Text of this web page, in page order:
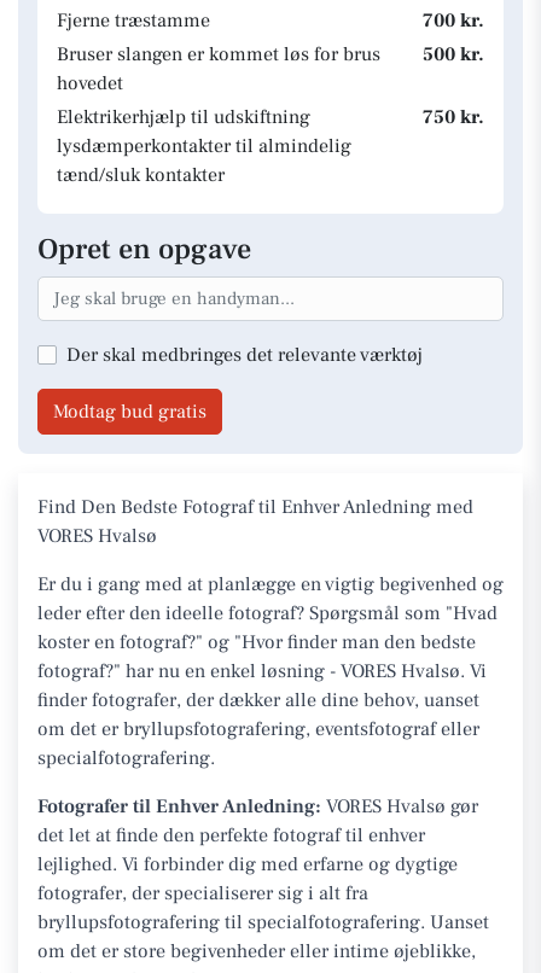
Fjerne træstamme
700 kr.
Bruser slangen er kommet løs for brus
hovedet
500 kr.
Elektrikerhjælp til udskiftning
lysdæmperkontakter til almindelig
tænd/sluk kontakter
750 kr.
Opret en opgave
Der skal medbringes det relevante værktøj
Modtag bud gratis
Find Den Bedste Fotograf til Enhver Anledning med
VORES Hvalsø
Er du i gang med at planlægge en vigtig begivenhed og
leder efter den ideelle fotograf? Spørgsmål som "Hvad
koster en fotograf?" og "Hvor finder man den bedste
fotograf?" har nu en enkel løsning - VORES Hvalsø. Vi
finder fotografer, der dækker alle dine behov, uanset
om det er bryllupsfotografering, eventsfotograf eller
specialfotografering.
Fotografer til Enhver Anledning: VORES Hvalsø gør
det let at finde den perfekte fotograf til enhver
lejlighed. Vi forbinder dig med erfarne og dygtige
fotografer, der specialiserer sig i alt fra
bryllupsfotografering til specialfotografering. Uanset
om det er store begivenheder eller intime øjeblikke,